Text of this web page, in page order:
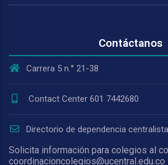
Contáctanos
Carrera 5 n.° 21-38
Contact Center 601 7442680
Directorio de dependencia centralista
Solicita información para colegios al
coordinacioncolegios@ucentral.edu.co